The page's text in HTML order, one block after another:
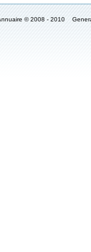
© 2008 - 2010